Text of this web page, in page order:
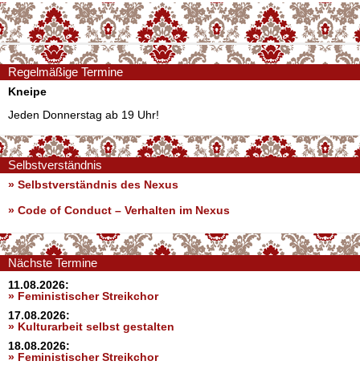
Regelmäßige Termine
Kneipe
Jeden Donnerstag ab 19 Uhr!
Selbstverständnis
» Selbstverständnis des Nexus
» Code of Conduct – Verhalten im Nexus
Nächste Termine
11.08.2026:
» Feministischer Streikchor
17.08.2026:
» Kulturarbeit selbst gestalten
18.08.2026:
» Feministischer Streikchor